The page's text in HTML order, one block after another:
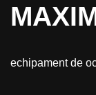
echipament de